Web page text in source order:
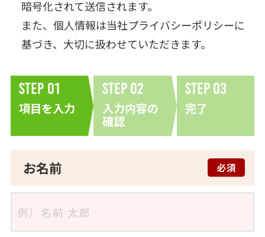
暗号化されて送信されます。
また、個人情報は当社プライバシーポリシーに
基づき、大切に扱わせていただきます。
Step 01
項目を入力
Step 02
入力内容の
確認
Step 03
完了
お名前 必須